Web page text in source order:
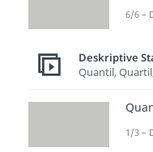
dieser
6/6 –
Deskriptive
Quantil,
1/3 –